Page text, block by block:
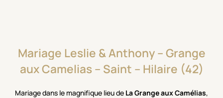
Mariage Leslie &Anthony –Grange
auxCamelias – Saint – Hilaire (42)
Mariage dans le magnifique lieu de La Grange aux Camélias,